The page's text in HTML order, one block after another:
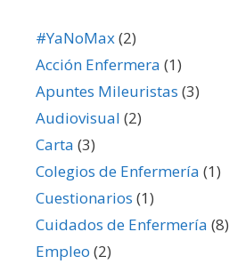
#YaNoMax(2)
Acción Enfermera (1)
Apuntes Mileuristas (3)
Audiovisual (2)
Carta (3)
Colegios de Enfermería (1)
Cuestionarios (1)
Cuidados de Enfermería (8)
Empleo (2)